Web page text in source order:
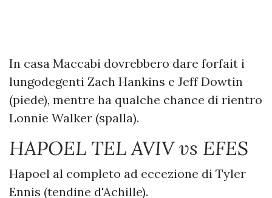
In casa Maccabi dovrebbero dare forfait i
lungodegenti Zach Hankins e Jeff Dowtin
(piede), mentre ha qualche chance di rientro
Lonnie Walker (spalla).
HAPOEL TEL AVIV vs EFES
Hapoel al completo ad eccezione di Tyler
Ennis (tendine d'Achille).